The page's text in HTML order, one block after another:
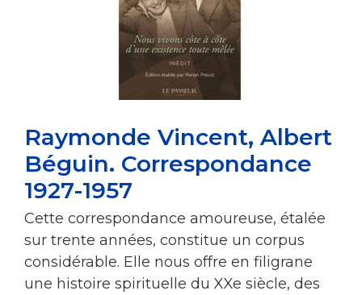
Raymonde Vincent, Albert
Béguin. Correspondance
1927-1957
Cette correspondance amoureuse, étalée
sur trente années, constitue un corpus
considérable. Elle nous offre en filigrane
une histoire spirituelle du XXe siècle, des